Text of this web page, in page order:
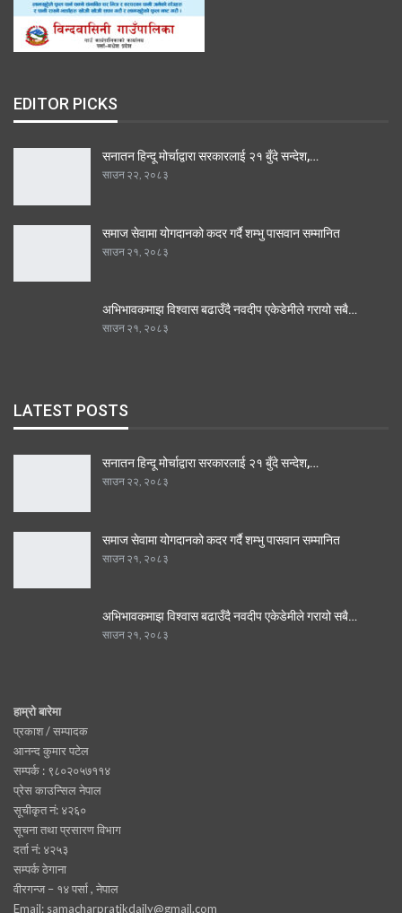
EDITOR PICKS
सनातन हिन्दू मोर्चाद्वारा सरकारलाई २१ बुँदे सन्देश,…
साउन २२, २०८३
समाज सेवामा योगदानको कदर गर्दै शम्भु पासवान सम्मानित
साउन २१, २०८३
अभिभावकमाझ विश्वास बढाउँदै नवदीप एकेडेमीले गरायो सबै…
साउन २१, २०८३
LATEST POSTS
सनातन हिन्दू मोर्चाद्वारा सरकारलाई २१ बुँदे सन्देश,…
साउन २२, २०८३
समाज सेवामा योगदानको कदर गर्दै शम्भु पासवान सम्मानित
साउन २१, २०८३
अभिभावकमाझ विश्वास बढाउँदै नवदीप एकेडेमीले गरायो सबै…
साउन २१, २०८३
हाम्रो बारेमा
प्रकाश / सम्पादक
आनन्द कुमार पटेल
सम्पर्क : ९८०२०५७११४
प्रेस काउन्सिल नेपाल
सूचीकृत नं: ४२६०
सूचना तथा प्रसारण विभाग
दर्ता नं: ४२५३
सम्पर्क ठेगाना
वीरगन्ज – १४ पर्सा , नेपाल
Email: samacharpratikdaily@gmail.com